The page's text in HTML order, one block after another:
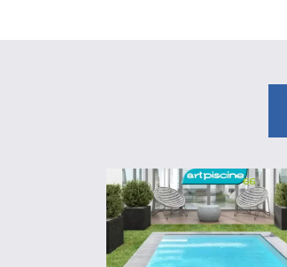
Magasin
Art
Piscine